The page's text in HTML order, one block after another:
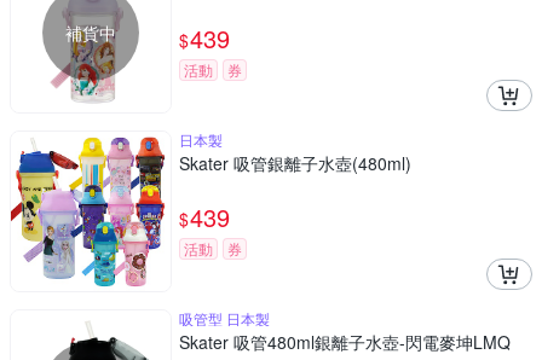
補貨中 $439
活動 券
日本製
Skater 吸管銀離子水壺(480ml)
$439
活動 券
吸管型 日本製
Skater 吸管480ml銀離子水壺-閃電麥坤LMQ